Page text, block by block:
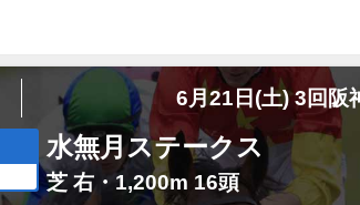
6月21日(土) 3回阪
水無月ステークス
芝 右・1,200m 16頭